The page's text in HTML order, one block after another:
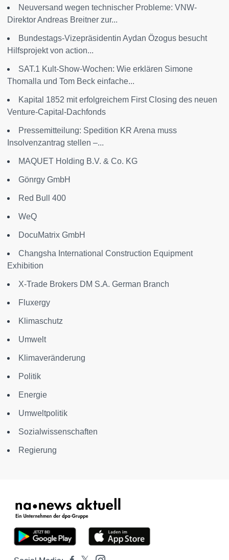
Neuversand wegen technischer Probleme: VNW-
Direktor Andreas Breitner zur...
Bundestags-Vizepräsidentin Aydan Özogus besucht
Hilfsprojekt von action...
SAT.1 Kult-Show-Wochen: Wie erklären Simone
Thomalla und Tom Beck einfache...
Kapital 1852 mit erfolgreichem First Closing des neuen
Venture-Capital-Dachfonds
Pressemitteilung: Spedition KR Arena muss
Insolvenzantrag stellen –...
MAQUET Holding B.V. & Co. KG
Gönrgy GmbH
Red Bull 400
WeQ
DocuMatrix GmbH
Changsha International Construction Equipment
Exhibition
X-Trade Brokers DM S.A. German Branch
Fluxergy
Klimaschutz
Umwelt
Klimaveränderung
Politik
Energie
Umweltpolitik
Sozialwissenschaften
Regierung